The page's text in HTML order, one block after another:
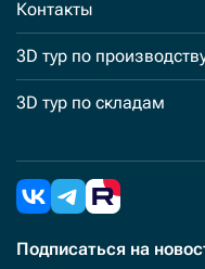
Контакты
3D тур по
3D тур по складам
Подписаться на